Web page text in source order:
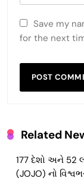
Save my
for the next
Related
177 દેશો અને 52
(JOJO) નો